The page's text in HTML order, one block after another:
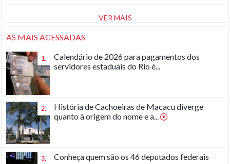
VER MAIS
AS MAIS ACESSADAS
1.
Calendário de 2026 para pagamentos dos
servidores estaduais do Rio é...
2.
História de Cachoeiras de Macacu diverge
quanto à origem do nome e a...
3.
Conheça quem são os 46 deputados federais